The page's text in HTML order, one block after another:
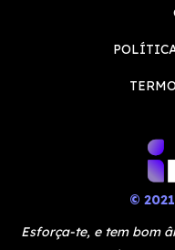
©
Esforça-te, e tem bom